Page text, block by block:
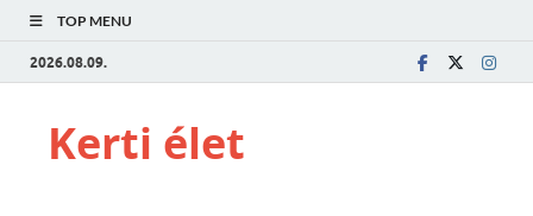
TOP MENU
2026.08.09.
Kerti élet